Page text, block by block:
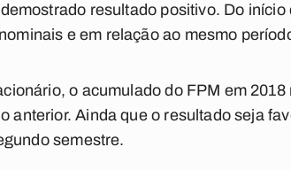
resultado positivo. Do
e em relação ao mesmo
o acumulado do FPM em
anterior. Ainda que o resultado seja
semestre.